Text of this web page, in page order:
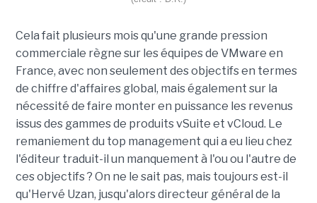
Cela fait plusieurs mois qu'une grande pression
commerciale règne sur les équipes de VMware en
France, avec non seulement des objectifs en termes
de chiffre d'affaires global, mais également sur la
nécessité de faire monter en puissance les revenus
issus des gammes de produits vSuite et vCloud. Le
remaniement du top management qui a eu lieu chez
l'éditeur traduit-il un manquement à l'ou ou l'autre de
ces objectifs ? On ne le sait pas, mais toujours est-il
qu'Hervé Uzan, jusqu'alors directeur général de la